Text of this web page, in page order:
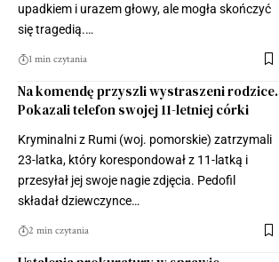
upadkiem i urazem głowy, ale mogła skończyć
się tragedią.…
1 min czytania
Na komendę przyszli wystraszeni rodzice.
Pokazali telefon swojej 11-letniej córki
Kryminalni z Rumi (woj. pomorskie) zatrzymali
23-latka, który korespondował z 11-latką i
przesyłał jej swoje nagie zdjęcia. Pedofil
składał dziewczynce…
2 min czytania